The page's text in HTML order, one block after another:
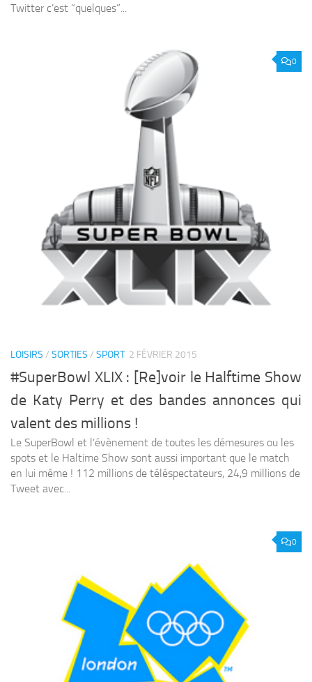
Twitter c’est “quelques”...
0
LOISIRS / SORTIES / SPORT 2 FÉVRIER 2015
#SuperBowl XLIX : [Re]voir le Halftime Show
de Katy Perry et des bandes annonces qui
valent des millions !
Le SuperBowl et l’évènement de toutes les démesures ou les
spots et le Haltime Show sont aussi important que le match
en lui même ! 112 millions de téléspectateurs, 24,9 millions de
Tweet avec...
0